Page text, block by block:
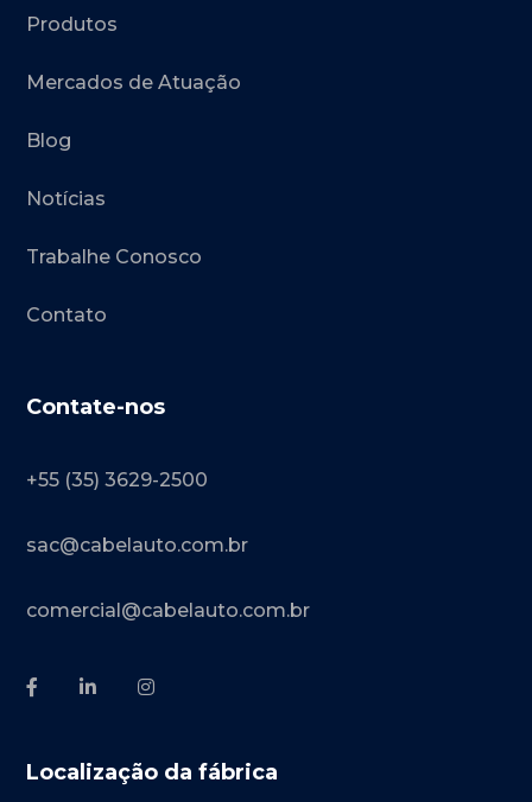
Produtos
Mercados de Atuação
Blog
Notícias
Trabalhe Conosco
Contato
Contate-nos
+55 (35) 3629-2500
sac@cabelauto.com.br
comercial@cabelauto.com.br
Localização da fábrica